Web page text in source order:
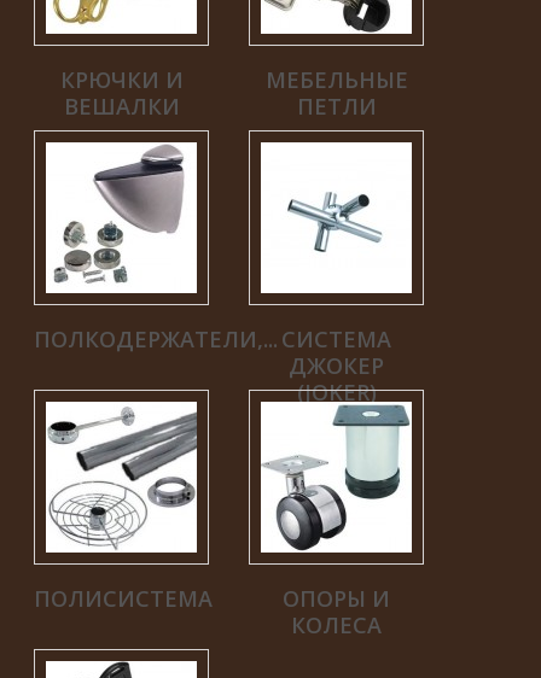
КРЮЧКИ И
ВЕШАЛКИ
МЕБЕЛЬНЫЕ
ПЕТЛИ
ПОЛКОДЕРЖАТЕЛИ,... СИСТЕМА
ДЖОКЕР
(JOKER)
ПОЛИСИСТЕМА
ОПОРЫ И
КОЛЕСА